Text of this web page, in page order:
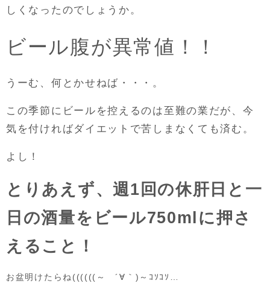
しくなったのでしょうか。
ビール腹が異常値！！
うーむ、何とかせねば・・・。
この季節にビールを控えるのは至難の業だが、今
気を付ければダイエットで苦しまなくても済む。
よし！
とりあえず、週1回の休肝日と一
日の酒量をビール750mlに押さ
えること！
お盆明けたらね((((((～ ´∀｀)～ｺｿｺｿ…